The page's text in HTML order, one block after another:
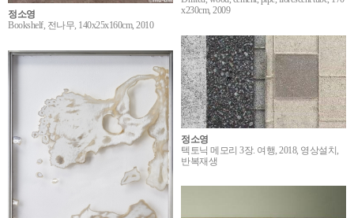
정소영
Bookshelf, 전나무, 140x25x160cm, 2010
x230cm, 2009
정소영
텍토닉 메모리 3장. 여행, 2018, 영상설치,
반복재생